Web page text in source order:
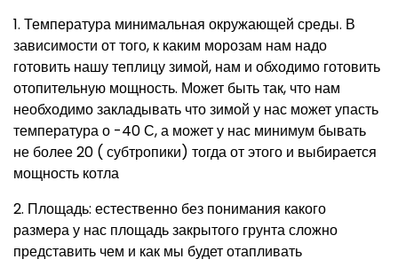
1. Температура минимальная окружающей среды. В
зависимости от того, к каким морозам нам надо
готовить нашу теплицу зимой, нам и обходимо готовить
отопительную мощность. Может быть так, что нам
необходимо закладывать что зимой у нас может упасть
температура о -40 С, а может у нас минимум бывать
не более 20 ( субтропики) тогда от этого и выбирается
мощность котла
2. Площадь: естественно без понимания какого
размера у нас площадь закрытого грунта сложно
представить чем и как мы будет отапливать